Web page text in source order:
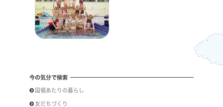
今の気分で検索
国領あたりの暮らし
友だちづくり